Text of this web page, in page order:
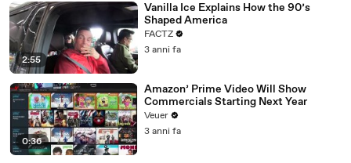
2:55
Vanilla Ice Explains How the 90’s
Shaped America
FACTZ
3 anni fa
0:36
Amazon’ Prime Video Will Show
Commercials Starting Next Year
Veuer
3 anni fa